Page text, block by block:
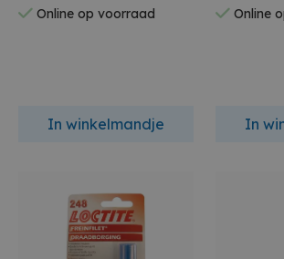
Online op voorraad
In winkelmandje
Online
In